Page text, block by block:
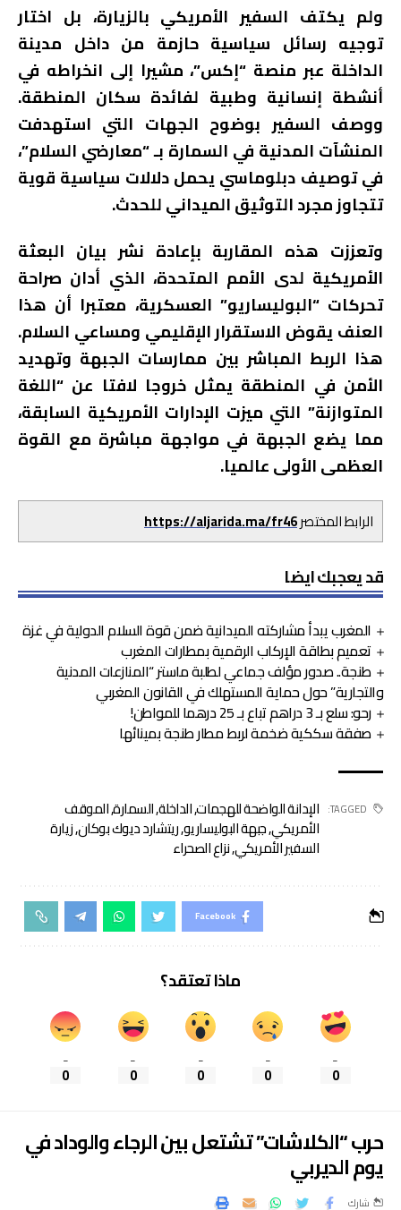
ولم يكتف السفير الأمريكي بالزيارة، بل اختار
توجيه رسائل سياسية حازمة من داخل مدينة
الداخلة عبر منصة “إكس”، مشيرا إلى انخراطه في
أنشطة إنسانية وطبية لفائدة سكان المنطقة.
ووصف السفير بوضوح الجهات التي استهدفت
المنشآت المدنية في السمارة بـ “معارضي السلام”،
في توصيف دبلوماسي يحمل دلالات سياسية قوية
تتجاوز مجرد التوثيق الميداني للحدث.
وتعززت هذه المقاربة بإعادة نشر بيان البعثة
الأمريكية لدى الأمم المتحدة، الذي أدان صراحة
تحركات “البوليساريو” العسكرية، معتبرا أن هذا
العنف يقوض الاستقرار الإقليمي ومساعي السلام.
هذا الربط المباشر بين ممارسات الجبهة وتهديد
الأمن في المنطقة يمثل خروجا لافتا عن “اللغة
المتوازنة” التي ميزت الإدارات الأمريكية السابقة،
مما يضع الجبهة في مواجهة مباشرة مع القوة
العظمى الأولى عالميا.
الرابط المختصرhttps://aljarida.ma/fr46
قد يعجبك ايضا
المغرب يبدأ مشاركته الميدانية ضمن قوة السلام الدولية في غزة
تعميم بطاقة الإركاب الرقمية بمطارات المغرب
طنجة.. صدور مؤلف جماعي لطلبة ماستر “المنازعات المدنية
والتجارية” حول حماية المستهلك في القانون المغربي
رحو: سلع بـ 3 دراهم تباع بـ 25 درهما للمواطن!
صفقة سككية ضخمة لربط مطار طنجة بمينائها
TAGGED: الإدانة الواضحة للهجمات,الداخلة,السمارة,الموقف
الأمريكي,جبهة البوليساريو,ريتشارد ديوك بوكان,زيارة
السفير الأمريكي,نزاع الصحراء
Facebook
ماذا تعتقد؟
0
0
0
0
0
حرب “الكلاشات” تشتعل بين الرجاء والوداد في
يوم الديربي
شارك